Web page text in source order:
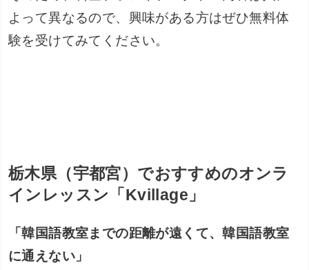
よって異なるので、興味がある方はぜひ無料体
験を受けてみてください。
栃木県（宇都宮）でおすすめのオンラ
インレッスン「Kvillage」
「韓国語教室までの距離が遠くて、韓国語教室
に通えない」